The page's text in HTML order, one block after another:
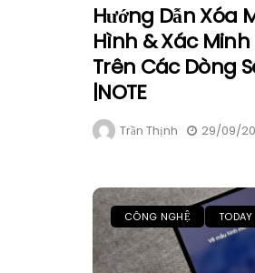
Hướng Dẫn Xóa
Hình & Xác
Trên Các Dòng
|NOTE
Trần Thịnh 29/09/
CÔNG NGHỆ TODAY